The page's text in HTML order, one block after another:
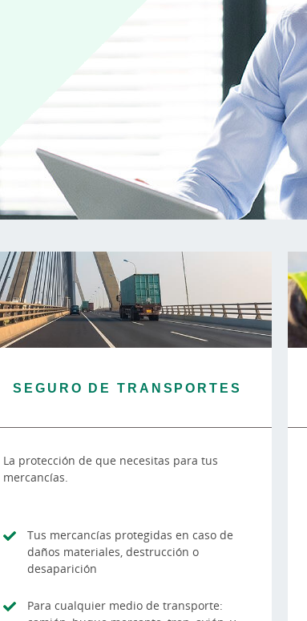
SEGURO DE TRANSPORTES
La protección de que necesitas para tus
mercancías.
Tus mercancías protegidas en caso de
daños materiales, destrucción o
desaparición
Para cualquier medio de transporte: